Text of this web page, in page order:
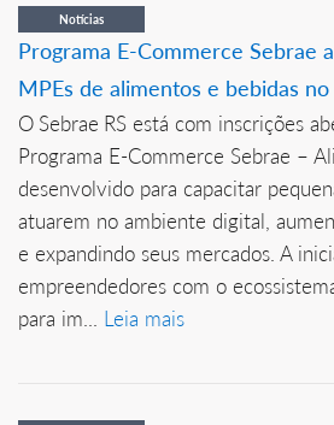
Notícias
Programa E-Commerce Sebrae
MPEs de alimentos e bebidas
O Sebrae RS está com inscrições
Programa E-Commerce Sebrae –
desenvolvido para capacitar
atuarem no ambiente digital,
e expandindo seus mercados. A
empreendedores com o
para im... Leia mais